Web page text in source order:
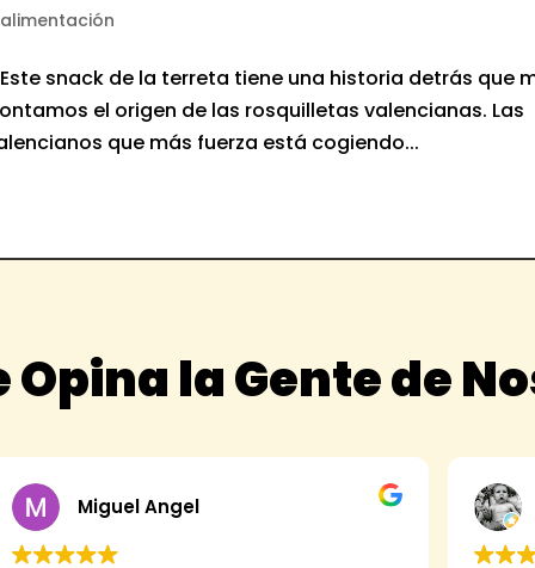
snack de la terreta tiene una historia detrás que
el origen de las rosquilletas valencianas. Las
que más fuerza está cogiendo...
Opina la Gente de
Miguel Angel